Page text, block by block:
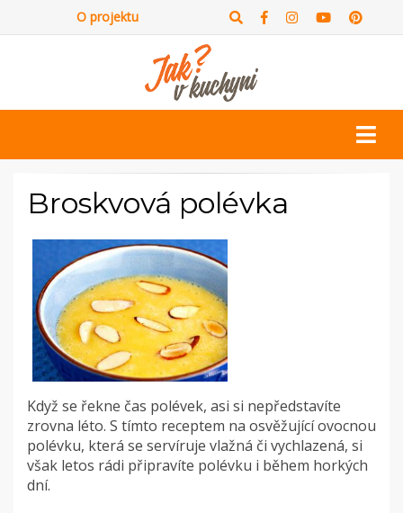
O projektu
Broskvová polévka
Když se řekne čas polévek, asi si nepředstavíte
zrovna léto. S tímto receptem na osvěžující ovocnou
polévku, která se servíruje vlažná či vychlazená, si
však letos rádi připravíte polévku i během horkých
dní.